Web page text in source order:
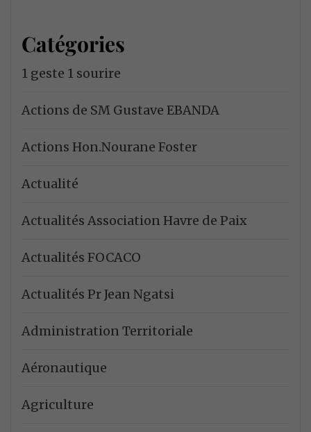
Catégories
1 geste 1 sourire
Actions de SM Gustave EBANDA
Actions Hon.Nourane Foster
Actualité
Actualités Association Havre de Paix
Actualités FOCACO
Actualités Pr Jean Ngatsi
Administration Territoriale
Aéronautique
Agriculture